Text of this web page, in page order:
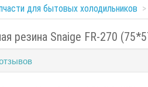
для бытовых холодильников
резина Snaige FR-270